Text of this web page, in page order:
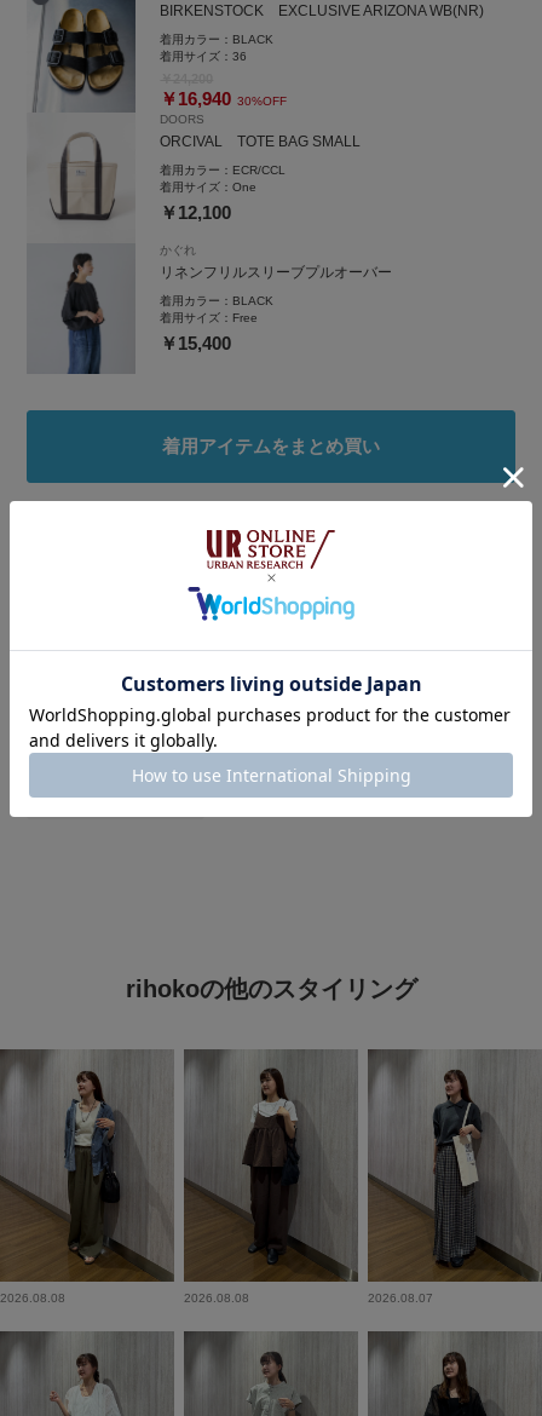
BIRKENSTOCK EXCLUSIVE ARIZONA WB(NR)
着用カラー： BLACK
着用サイズ：36
￥16,940 30%OFF
DOORS
ORCIVAL TOTE BAG SMALL
着用カラー： ECR/CCL
着用サイズ：One
￥12,100
かぐれ
リネンフリルスリーブプルオーバー
着用カラー： BLACK
着用サイズ： Free
￥15,400
着用アイテムをまとめ買い
タグ
#URBAN RESEARCH DOORS #アーバンリサーチドアーズ
#最旬パンツ×サンダル #夏の快適服
#5月コレ推し #お出かけコーデ
#初夏のサンダルコーデ
rihokoの他のスタイリング
2026.08.08 2026.08.08 2026.08.07